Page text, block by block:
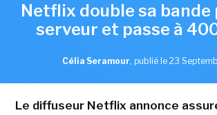
Netflix double sa bande
serveur et passe à
Célia Seramour, publié le 23
Le diffuseur Netflix annonce